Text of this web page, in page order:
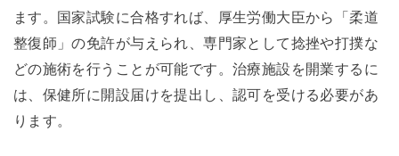
ます。国家試験に合格すれば、厚生労働大臣から「柔道
整復師」の免許が与えられ、専門家として捻挫や打撲な
どの施術を行うことが可能です。治療施設を開業するに
は、保健所に開設届けを提出し、認可を受ける必要があ
ります。